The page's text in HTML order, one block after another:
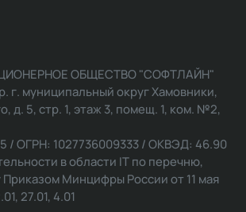
ОБЩЕСТВО "СОФТЛАЙН"
г. муниципальный округ Хамовники,
д. 5, стр. 1, этаж 3, помещ. 1, ком. №2,
/ ОГРН: 1027736009333 / ОКВЭД: 46.90
в области IT по перечню,
Минцифры России от 11 мая
27.01, 4.01